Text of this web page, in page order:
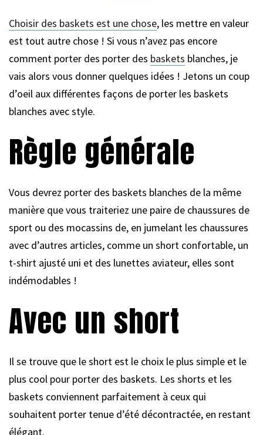
Choisir des baskets est une chose, les mettre en valeur
est tout autre chose ! Si vous n’avez pas encore
comment porter des porter des baskets blanches, je
vais alors vous donner quelques idées ! Jetons un coup
d’oeil aux différentes façons de porter les baskets
blanches avec style.
Règle générale
Vous devrez porter des baskets blanches de la même
manière que vous traiteriez une paire de chaussures de
sport ou des mocassins de, en jumelant les chaussures
avec d’autres articles, comme un short confortable, un
t-shirt ajusté uni et des lunettes aviateur, elles sont
indémodables !
Avec un short
Il se trouve que le short est le choix le plus simple et le
plus cool pour porter des baskets. Les shorts et les
baskets conviennent parfaitement à ceux qui
souhaitent porter tenue d’été décontractée, en restant
élégant.